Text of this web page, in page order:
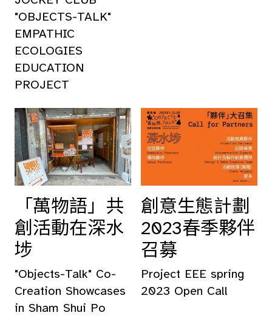
"OBJECTS-TALK"
EMPATHIC
ECOLOGIES
EDUCATION
PROJECT
「萬物語」共
創活動在深水
埗
"Objects-Talk" Co-
Creation Showcases
in Sham Shui Po
創意生態計劃
2023春季夥伴
召募
Project EEE spring
2023 Open Call